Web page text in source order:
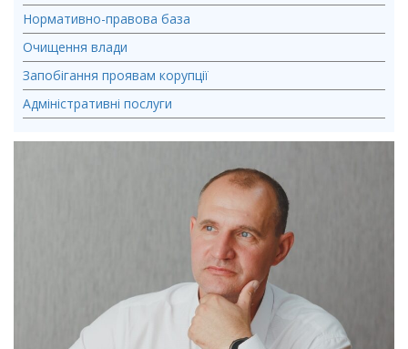
Нормативно-правова база
Очищення влади
Запобігання проявам корупції
Адміністративні послуги